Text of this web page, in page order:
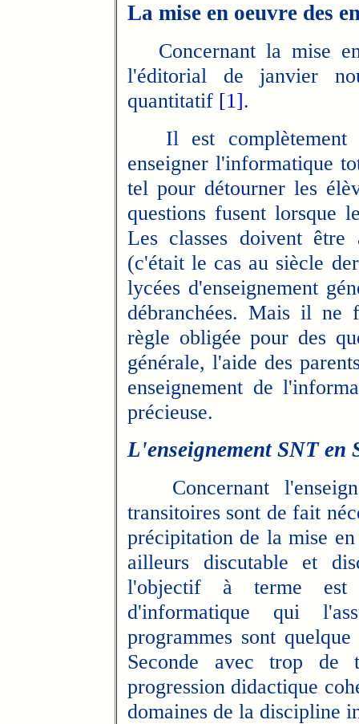
La mise en oeuvre des
Concernant la mise
l'éditorial de janvier
quantitatif [1].
Il est complètement
enseigner l'informatique
tel pour détourner les
questions fusent lorsque
Les classes doivent être
(c'était le cas au siècle
lycées d'enseignement
débranchées. Mais il ne
règle obligée pour des
générale, l'aide des
enseignement de
précieuse.
L'enseignement SNT en
Concernant
transitoires sont de fait
précipitation de la mise
ailleurs discutable et
l'objectif à terme est
d'informatique qui
programmes sont
Seconde avec trop de
progression didactique
domaines de la discipline